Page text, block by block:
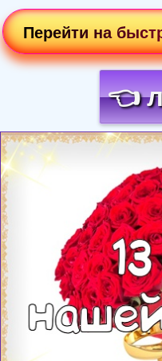
Перейти на
👈